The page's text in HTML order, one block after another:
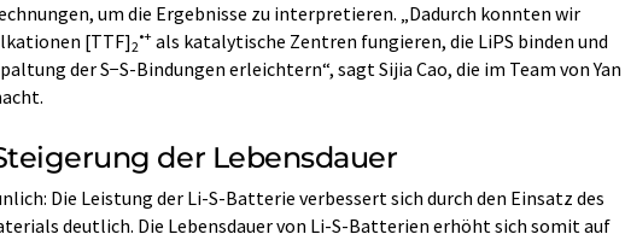
um die Ergebnisse zu interpretieren. „Dadurch konnten wir
[TTF]2
•+ als katalytische Zentren fungieren, die LiPS binden und
der S−S-Bindungen erleichtern“, sagt Sijia Cao, die im Team von Yan
der Lebensdauer
Die Leistung der Li-S-Batterie verbessert sich durch den Einsatz des
deutlich. Die Lebensdauer von Li-S-Batterien erhöht sich somit auf